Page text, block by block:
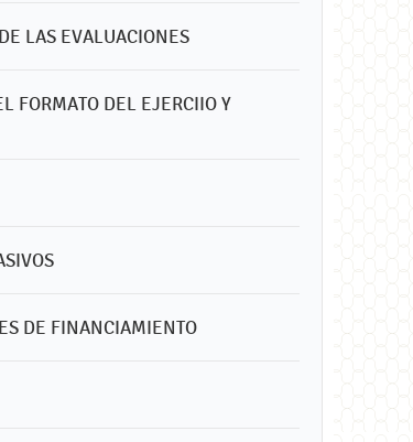
LAS EVALUACIONES
FORMATO DEL EJERCIIO Y
DE FINANCIAMIENTO